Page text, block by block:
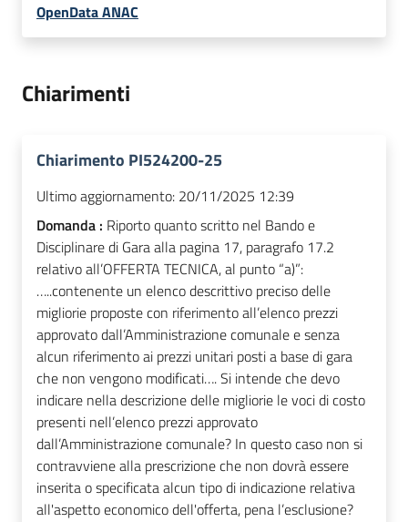
OpenData ANAC
Chiarimenti
Chiarimento PI524200-25
Ultimo aggiornamento: 20/11/2025 12:39
Domanda : Riporto quanto scritto nel Bando e
Disciplinare di Gara alla pagina 17, paragrafo 17.2
relativo all’OFFERTA TECNICA, al punto “a)”:
…..contenente un elenco descrittivo preciso delle
migliorie proposte con riferimento all’elenco prezzi
approvato dall’Amministrazione comunale e senza
alcun riferimento ai prezzi unitari posti a base di gara
che non vengono modificati…. Si intende che devo
indicare nella descrizione delle migliorie le voci di costo
presenti nell’elenco prezzi approvato
dall’Amministrazione comunale? In questo caso non si
contravviene alla prescrizione che non dovrà essere
inserita o specificata alcun tipo di indicazione relativa
all'aspetto economico dell'offerta, pena l’esclusione?